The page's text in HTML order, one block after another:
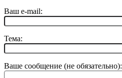
Ваш e-mail:
Тема:
Ваше сообщение (не обязательно):